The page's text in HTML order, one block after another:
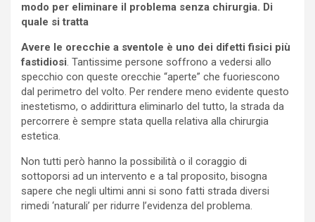
modo per eliminare il problema senza chirurgia. Di
quale si tratta
Avere le orecchie a sventole è uno dei difetti fisici più
fastidiosi. Tantissime persone soffrono a vedersi allo
specchio con queste orecchie “aperte” che fuoriescono
dal perimetro del volto. Per rendere meno evidente questo
inestetismo, o addirittura eliminarlo del tutto, la strada da
percorrere è sempre stata quella relativa alla chirurgia
estetica.
Non tutti però hanno la possibilità o il coraggio di
sottoporsi ad un intervento e a tal proposito, bisogna
sapere che negli ultimi anni si sono fatti strada diversi
rimedi ‘naturali’ per ridurre l’evidenza del problema.